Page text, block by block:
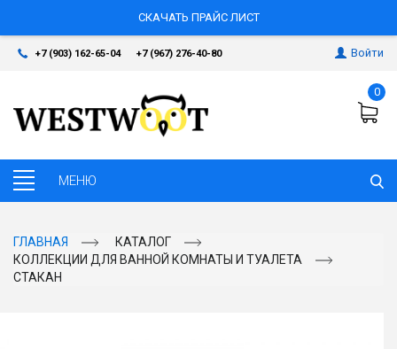
СКАЧАТЬ ПРАЙС ЛИСТ
+7 (903) 162-65-04 +7 (967) 276-40-80 Войти
0
ГЛАВНАЯ
КАТАЛОГ
КОЛЛЕКЦИИ ДЛЯ ВАННОЙ КОМНАТЫ И ТУАЛЕТА
СТАКАН